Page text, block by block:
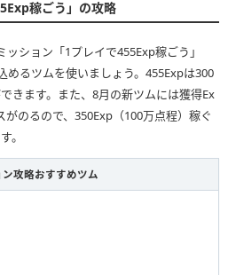
稼ごう」の攻略
ション「1プレイで455Exp稼ごう」
めるツムを使いましょう。455Expは300
きます。また、8月の新ツムには獲得Ex
のるので、350Exp（100万点程）稼ぐ
。
ン攻略おすすめツム